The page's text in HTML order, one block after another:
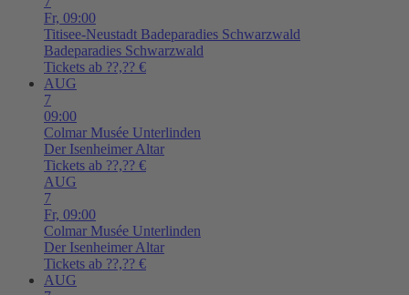
Fr, 09:00
Titisee-Neustadt Badeparadies Schwarzwald
Badeparadies Schwarzwald
Tickets ab ??,?? €
AUG
7
09:00
Colmar Musée Unterlinden
Der Isenheimer Altar
Tickets ab ??,?? €
AUG
7
Fr, 09:00
Colmar Musée Unterlinden
Der Isenheimer Altar
Tickets ab ??,?? €
AUG